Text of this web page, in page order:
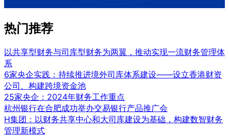
热门推荐
以共享型财务与司库型财务为两翼，推动实现一流财务管理体
系
6家央企实践：持续推进境外司库体系建设——设立香港财资
公司、构建跨境资金池
25家央企：2024年财务工作重点
杭州银行在合肥成功举办交易银行产品推广会
H集团：以财务共享中心和大司库建设为基础，构建数智财务
管理新模式